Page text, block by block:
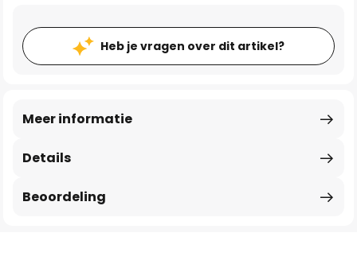
Heb je vragen over dit artikel?
Details
Meer informatie
Beoordeling